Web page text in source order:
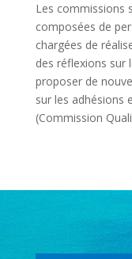
Les commissions
composées de
chargées de
des réflexions sur
proposer de
sur les adhésions
(Commission